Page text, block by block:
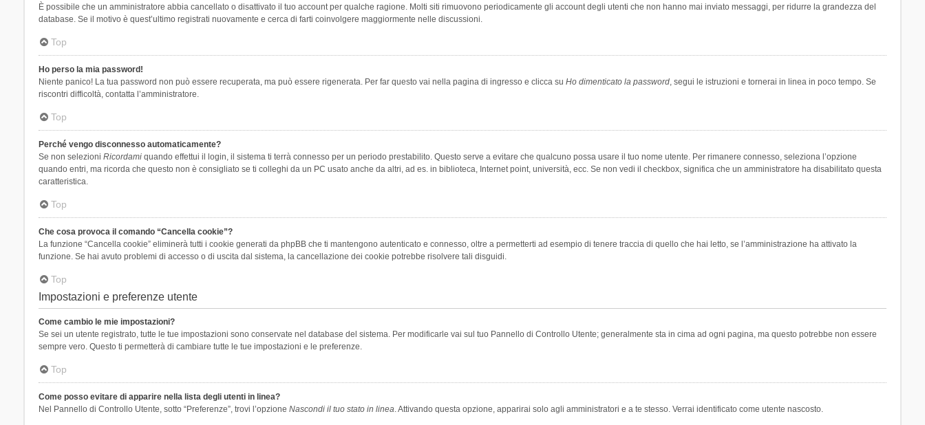
È possibile che un amministratore abbia cancellato o disattivato il tuo account per qualche ragione. Molti siti rimuovono periodicamente gli account degli utenti che non hanno mai inviato messaggi, per ridurre la grandezza del
database. Se il motivo è quest’ultimo registrati nuovamente e cerca di farti coinvolgere maggiormente nelle discussioni.
Top
Ho perso la mia password!
Niente panico! La tua password non può essere recuperata, ma può essere rigenerata. Per far questo vai nella pagina di ingresso e clicca su Ho dimenticato la password, segui le istruzioni e tornerai in linea in poco tempo. Se
riscontri difficoltà, contatta l’amministratore.
Top
Perché vengo disconnesso automaticamente?
Se non selezioni Ricordamiquando effettui il login, il sistema ti terrà connesso per un periodo prestabilito. Questo serve a evitare che qualcuno possa usare il tuo nome utente. Per rimanere connesso, seleziona l’opzione
quando entri, ma ricorda che questo non è consigliato se ti colleghi da un PC usato anche da altri, ad es. in biblioteca, Internet point, università, ecc. Se non vedi il checkbox, significa che un amministratore ha disabilitato questa
caratteristica.
Top
Che cosa provoca il comando “Cancella cookie”?
La funzione “Cancella cookie” eliminerà tutti i cookie generati da phpBB che ti mantengono autenticato e connesso, oltre a permetterti ad esempio di tenere traccia di quello che hai letto, se l’amministrazione ha attivato la
funzione. Se hai avuto problemi di accesso o di uscita dal sistema, la cancellazione dei cookie potrebbe risolvere tali disguidi.
Top
Impostazioni e preferenze utente
Come cambio le mie impostazioni?
Se sei un utente registrato, tutte le tue impostazioni sono conservate nel database del sistema. Per modificarle vai sul tuo Pannello di Controllo Utente; generalmente sta in cima ad ogni pagina, ma questo potrebbe non essere
sempre vero. Questo ti permetterà di cambiare tutte le tue impostazioni e le preferenze.
Top
Come posso evitare di apparire nella lista degli utenti in linea?
Nel Pannello di Controllo Utente, sotto “Preferenze”, trovi l’opzione Nascondi il tuo stato in linea. Attivando questa opzione, apparirai solo agli amministratori e a te stesso. Verrai identificato come utente nascosto.